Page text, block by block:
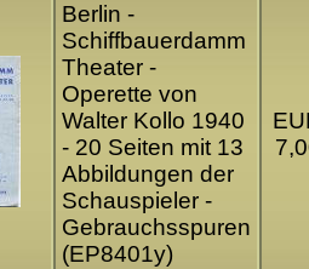
Berlin -
Schiffbauerdamm
Theater -
Operette von
Walter Kollo 1940
- 20 Seiten mit 13
Abbildungen der
Schauspieler -
Gebrauchsspuren
(EP8401y)